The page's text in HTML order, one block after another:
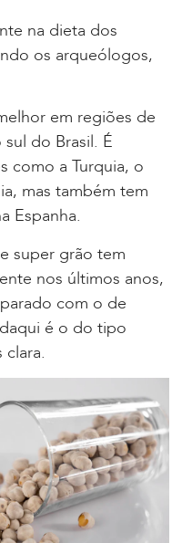
na dieta dos
os arqueólogos,
em regiões de
do Brasil. É
como a Turquia, o
mas também tem
Espanha.
super grão tem
nos últimos anos,
com o de
é o do tipo